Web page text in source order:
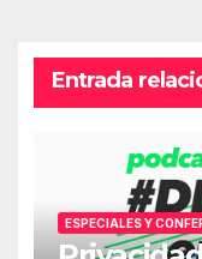
Entrada
ESPECIALES Y